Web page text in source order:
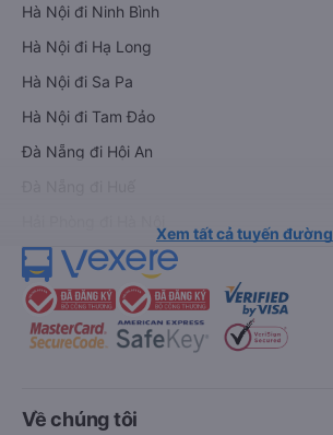
Hà Nội đi Ninh Bình
Hà Nội đi Hạ Long
Hà Nội đi Sa Pa
Hà Nội đi Tam Đảo
Đà Nẵng đi Hội An
Xem tất cả tuyến đường
Về chúng tôi